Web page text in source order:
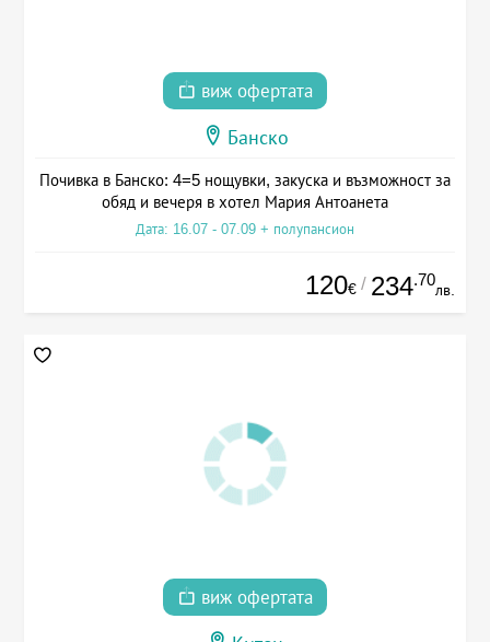
виж офертата
Банско
Почивка в Банско: 4=5 нощувки, закуска и възможност за
обяд и вечеря в хотел Мария Антоанета
Дата: 16.07 - 07.09 + полупансион
120€ / 234.70
лв.
виж офертата